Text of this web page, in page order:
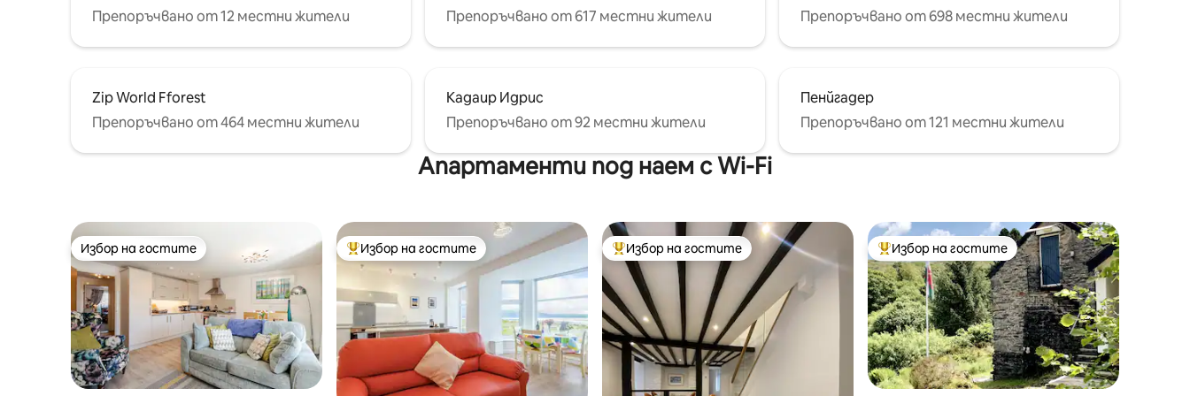
Препоръчвано от 12 местни жители
Препоръчвано от 617 местни жители
Препоръчвано от 698 местни жители
Zip World Fforest
Препоръчвано от 464 местни жители
Кадаир Идрис
Препоръчвано от 92 местни жители
Пенйгадер
Препоръчвано от 121 местни жители
Апартаменти под наем с Wi-Fi
Избор на гостите
Избор на гостите Най-популярен избор на гостите
Избор на гостите Най-популярен избор на гостите
Избор на гостите Най-популярен избор на гостите
Избор на гостите